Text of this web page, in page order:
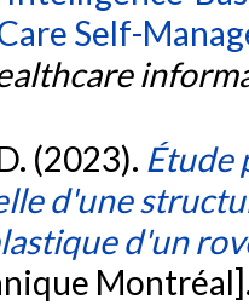
Self-
(2023). Étude
d'une
d'un